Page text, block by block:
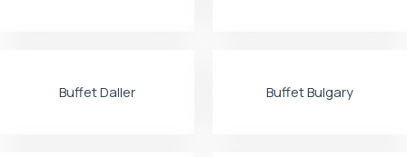
Buffet Daller Buffet Bulgary